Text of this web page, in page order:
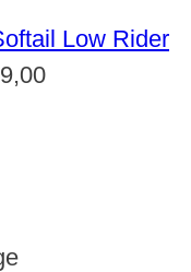
Low Rider